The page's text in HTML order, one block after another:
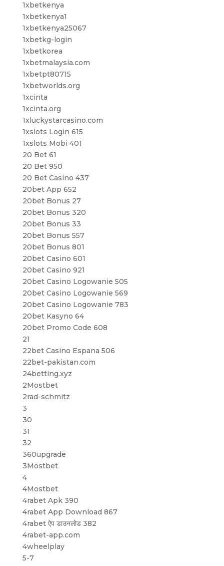
1xbetkenya
1xbetkenya1
1xbetkenya25067
1xbetkg-login
1xbetkorea
1xbetmalaysia.com
1xbetpt80715
1xbetworlds.org
1xcinta
1xcinta.org
1xluckystarcasino.com
1xslots Login 615
1xslots Mobi 401
20 Bet 61
20 Bet 950
20 Bet Casino 437
20bet App 652
20bet Bonus 27
20bet Bonus 320
20bet Bonus 33
20bet Bonus 557
20bet Bonus 801
20bet Casino 601
20bet Casino 921
20bet Casino Logowanie 505
20bet Casino Logowanie 569
20bet Casino Logowanie 783
20bet Kasyno 64
20bet Promo Code 608
21
22bet Casino Espana 506
22bet-pakistan.com
24betting.xyz
2Mostbet
2rad-schmitz
3
30
31
32
360upgrade
3Mostbet
4
4Mostbet
4rabet Apk 390
4rabet App Download 867
4rabet ऐप डाउनलोड 382
4rabet-app.com
4wheelplay
5-7